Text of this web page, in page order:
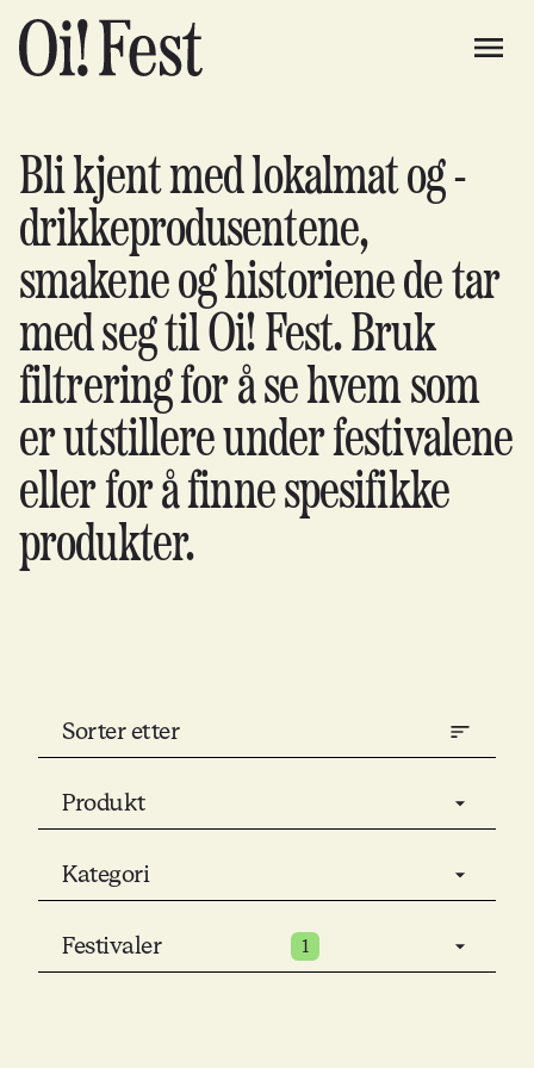
Bli kjent med lokalmat og -
drikkeprodusentene,
smakene og historiene de tar
med seg til Oi! Fest. Bruk
filtrering for å se hvem som
er utstillere under festivalene
eller for å finne spesifikke
produkter.
Sorter etter
Produkt
Kategori
Festivaler 1